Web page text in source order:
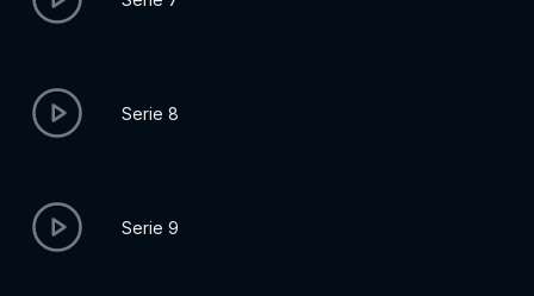
Serie 8
Serie 9